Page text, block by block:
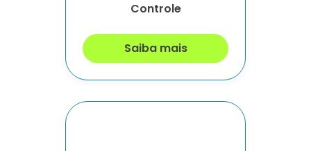
Controle
Saiba mais